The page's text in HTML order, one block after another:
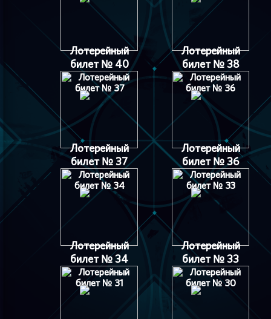
Лотерейный
билет № 40
Лотерейный
билет № 38
Лотерейный
билет № 37
Лотерейный
билет № 36
Лотерейный
билет № 34
Лотерейный
билет № 33